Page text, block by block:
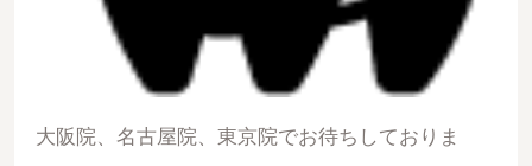
大阪院、名古屋院、東京院でお待ちしておりま